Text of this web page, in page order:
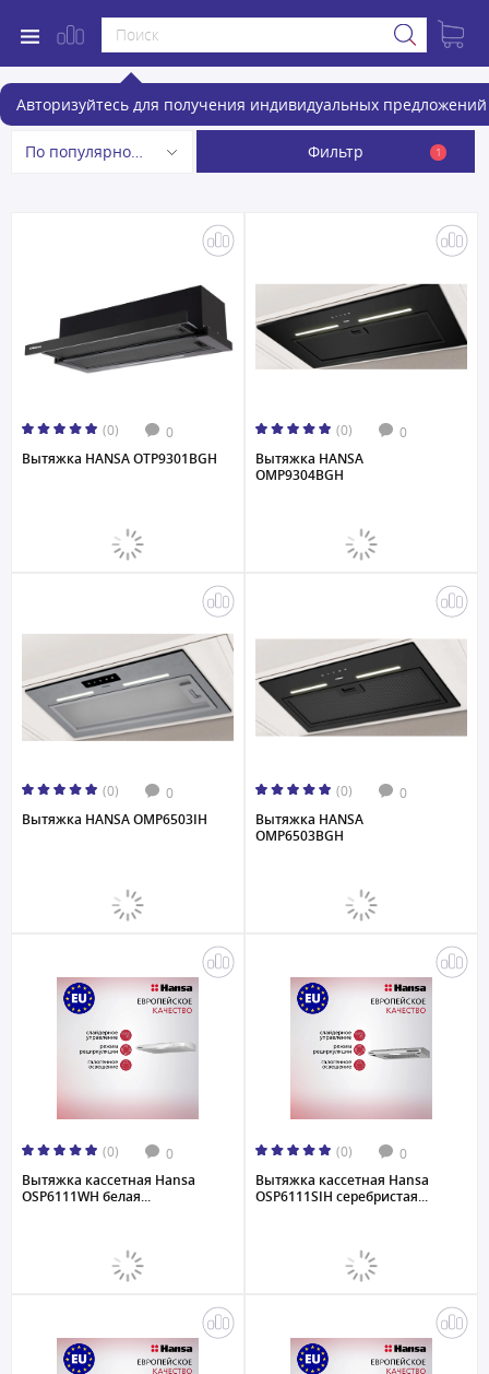
Авторизуйтесь для получения индивидуальных предложений
Вытяжки Hansa
По популярности Фильтр 1
(0) 0
Вытяжка HANSA OTP9301BGH
(0) 0
Вытяжка HANSA
OMP9304BGH
(0) 0
Вытяжка HANSA OMP6503IH
(0) 0
Вытяжка HANSA
OMP6503BGH
(0) 0
Вытяжка кассетная Hansa
OSP6111WH белая...
(0) 0
Вытяжка кассетная Hansa
OSP6111SIH серебристая...